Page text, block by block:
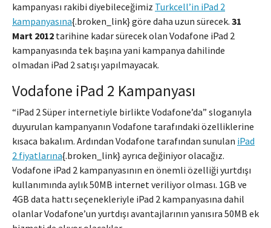
kampanyası rakibi diyebileceğimiz Turkcell’in iPad 2
kampanyasına{.broken_link} göre daha uzun sürecek. 31
Mart 2012 tarihine kadar sürecek olan Vodafone iPad 2
kampanyasında tek başına yani kampanya dahilinde
olmadan iPad 2 satışı yapılmayacak.
Vodafone iPad 2 Kampanyası
“iPad 2 Süper internetiyle birlikte Vodafone’da” sloganıyla
duyurulan kampanyanın Vodafone tarafındaki özelliklerine
kısaca bakalım. Ardından Vodafone tarafından sunulan iPad
2 fiyatlarına{.broken_link} ayrıca değiniyor olacağız.
Vodafone iPad 2 kampanyasının en önemli özelliği yurtdışı
kullanımında aylık 50MB internet veriliyor olması. 1GB ve
4GB data hattı seçenekleriyle iPad 2 kampanyasına dahil
olanlar Vodafone’un yurtdışı avantajlarının yanısıra 50MB ek